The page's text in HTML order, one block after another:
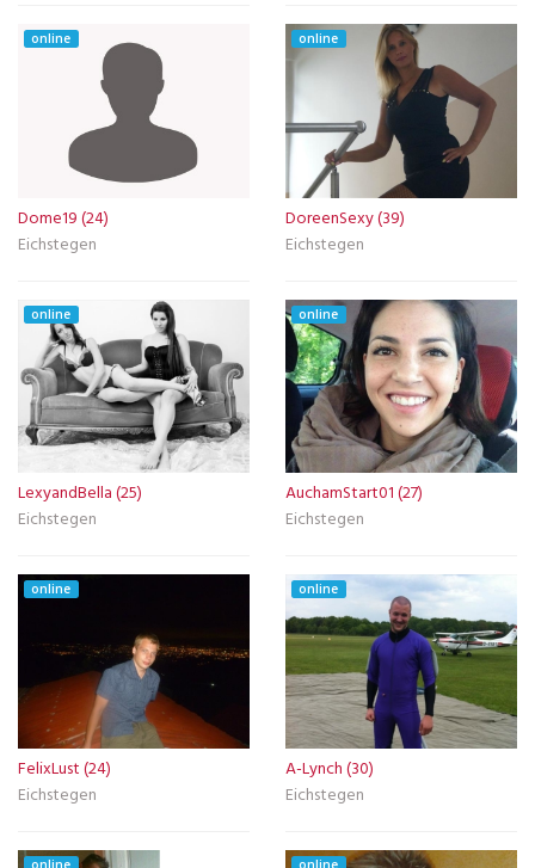
online
Dome19 (24)
Eichstegen
online
DoreenSexy (39)
Eichstegen
online
LexyandBella (25)
Eichstegen
online
AuchamStart01 (27)
Eichstegen
online
FelixLust (24)
Eichstegen
online
A-Lynch (30)
Eichstegen
online online